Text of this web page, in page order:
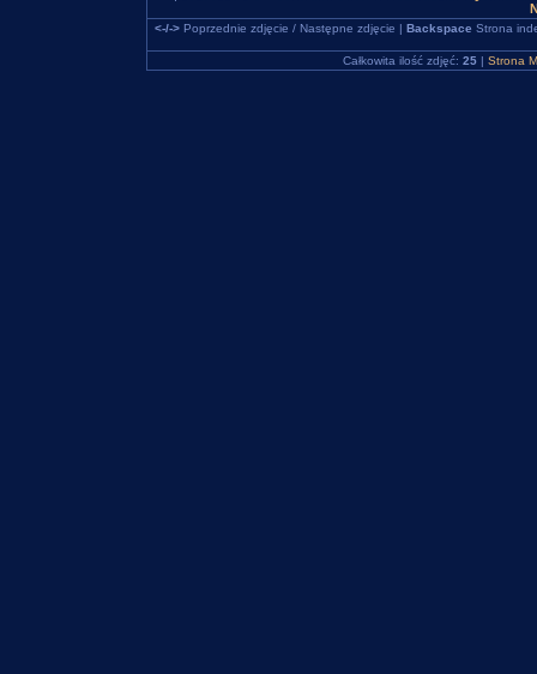
<-/->Poprzednie zdjęcie / Następne zdjęcie | Backspace Strona
Całkowita ilość zdjęć: 25 | Strona